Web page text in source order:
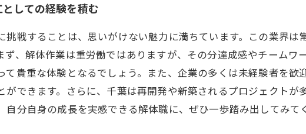
しての経験を積む
挑戦することは、思いがけない魅力に満ちています。この業界
ず、解体作業は重労働ではありますが、その分達成感やチームワ
て貴重な体験となるでしょう。また、企業の多くは未経験者を
ができます。さらに、千葉は再開発や新築されるプロジェクト
自分自身の成長を実感できる解体職に、ぜひ一歩踏み出してみ